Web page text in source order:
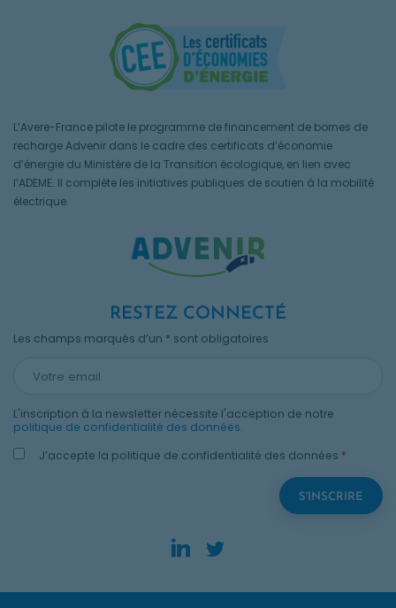
L’Avere-France pilote le programme de financement de bornes de
recharge Advenir dans le cadre des certificats d’économie
d’énergie du Ministère de la Transition écologique, en lien avec
l’ADEME. Il complète les initiatives publiques de soutien à la mobilité
électrique.
RESTEZ CONNECTÉ
Les champs marqués d’un * sont obligatoires
L'inscription à la newsletter nécessite l'acception de notre
politique de confidentialité des données.
J’accepte la politique de confidentialité des données *